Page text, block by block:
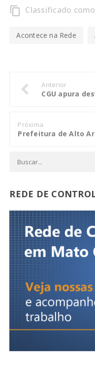
content_copy Classificado como
Acontece na Rede
Anterior
Próxima
REDE DE